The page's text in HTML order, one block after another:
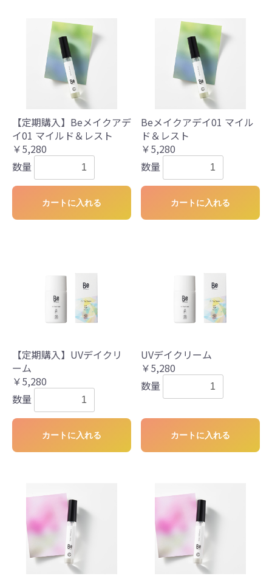
【定期購入】Beメイクアデ
イ01 マイルド＆レスト
￥5,280
数量
カートに入れる
Beメイクアデイ01 マイル
ド＆レスト
￥5,280
数量
カートに入れる
【定期購入】UVデイクリ
ーム
￥5,280
数量
カートに入れる
UVデイクリーム
￥5,280
数量
カートに入れる